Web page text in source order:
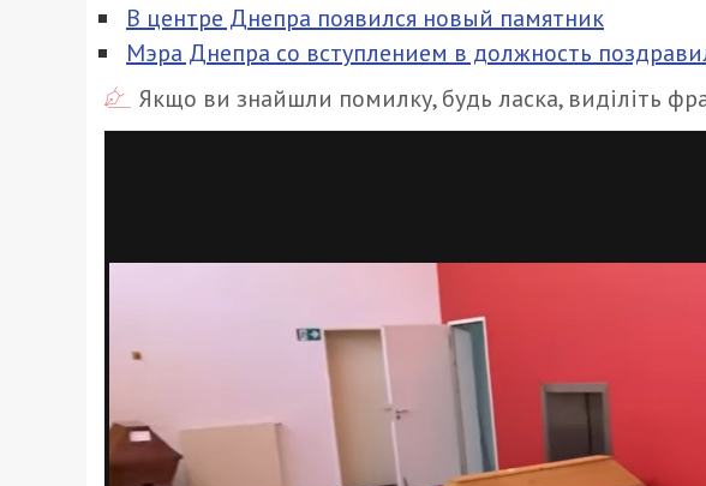
В центре Днепра появился новый памятник
Мэра Днепра со вступлением в должность
Якщо ви знайшли помилку, будь ласка, виділіть